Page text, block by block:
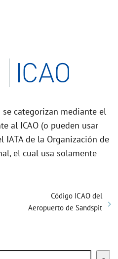
categorizan mediante el
al ICAO (o pueden usar
IATA de la Organización de
el cual usa solamente
Código ICAO del
Aeropuerto de Sandspit